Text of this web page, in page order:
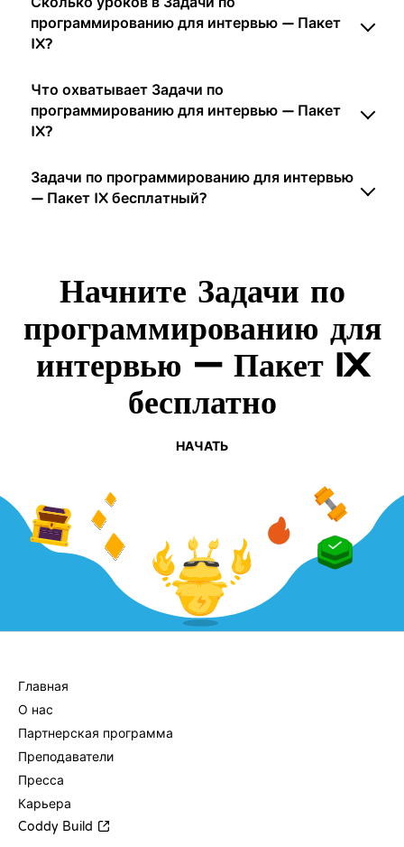
программированию для интервью — Пакет
IX?
Что охватывает Задачи по
программированию для интервью — Пакет
IX?
Задачи по программированию для интервью
— Пакет IX бесплатный?
Начните Задачи по
программированию для
интервью — Пакет IX
бесплатно
НАЧАТЬ
Главная
О нас
Партнерская программа
Преподаватели
Пресса
Карьера
Coddy Build